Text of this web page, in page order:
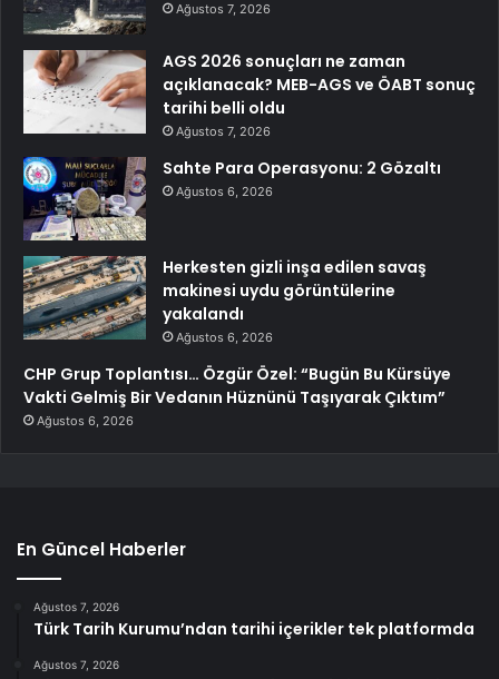
Ağustos 7, 2026
AGS 2026 sonuçları ne zaman
açıklanacak? MEB-AGS ve ÖABT sonuç
tarihi belli oldu
Ağustos 7, 2026
Sahte Para Operasyonu: 2 Gözaltı
Ağustos 6, 2026
Herkesten gizli inşa edilen savaş
makinesi uydu görüntülerine
yakalandı
Ağustos 6, 2026
CHP Grup Toplantısı… Özgür Özel: “Bugün Bu Kürsüye
Vakti Gelmiş Bir Vedanın Hüznünü Taşıyarak Çıktım”
Ağustos 6, 2026
En Güncel Haberler
Ağustos 7, 2026
Türk Tarih Kurumu’ndan tarihi içerikler tek platformda
Ağustos 7, 2026